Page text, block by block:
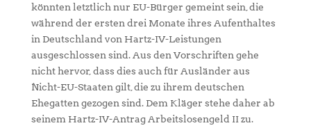
könnten letztlich nur EU-Bürger gemeint sein, die
während der ersten drei Monate ihres Aufenthaltes
in Deutschland von Hartz-IV-Leistungen
ausgeschlossen sind. Aus den Vorschriften gehe
nicht hervor, dass dies auch für Ausländer aus
Nicht-EU-Staaten gilt, die zu ihrem deutschen
Ehegatten gezogen sind. Dem Kläger stehe daher ab
seinem Hartz-IV-Antrag Arbeitslosengeld II zu.